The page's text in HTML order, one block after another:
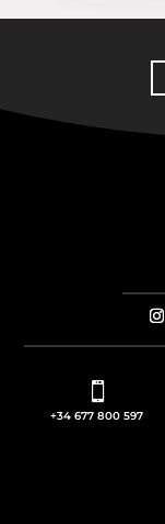

+34 677 800 597